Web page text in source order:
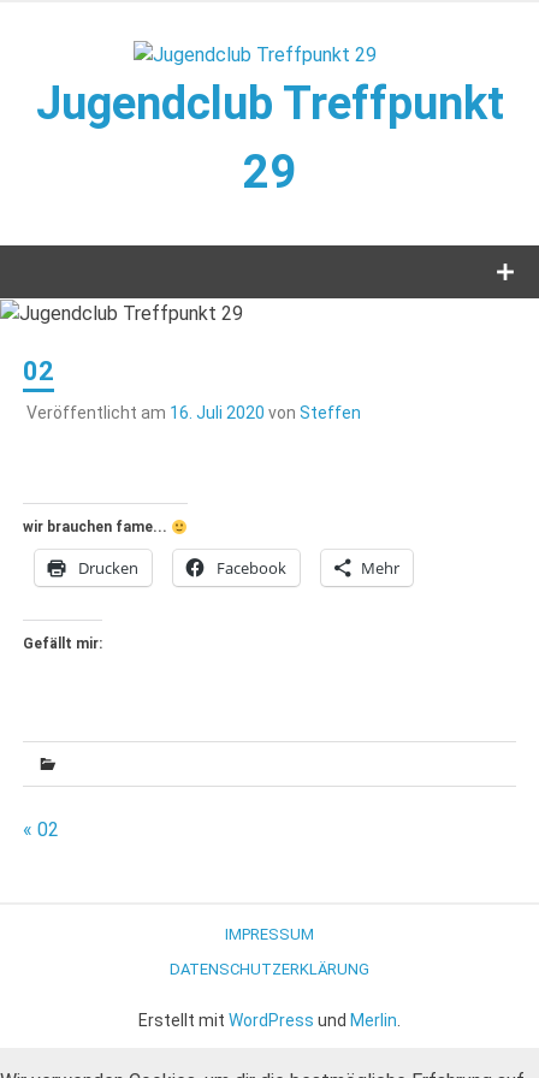
Jugendclub Treffpunkt
29
02
Veröffentlicht am 16. Juli 2020 von Steffen
wir brauchen fame...
Drucken Facebook Mehr
Gefällt mir:
Beitragsnavigation
« 02
IMPRESSUM
DATENSCHUTZERKLÄRUNG
Erstellt mit WordPress und Merlin